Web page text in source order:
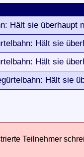
Hält sie überhaupt
Hält sie
Hält sie
Hält sie
Teilnehmer